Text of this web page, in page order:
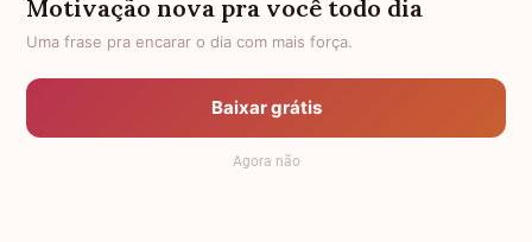
Política de Privacidade
Anuncie
Termos de Uso
Motivação nova pra você todo dia
Uma frase pra encarar o dia com mais força.
Baixar grátis
Agora não